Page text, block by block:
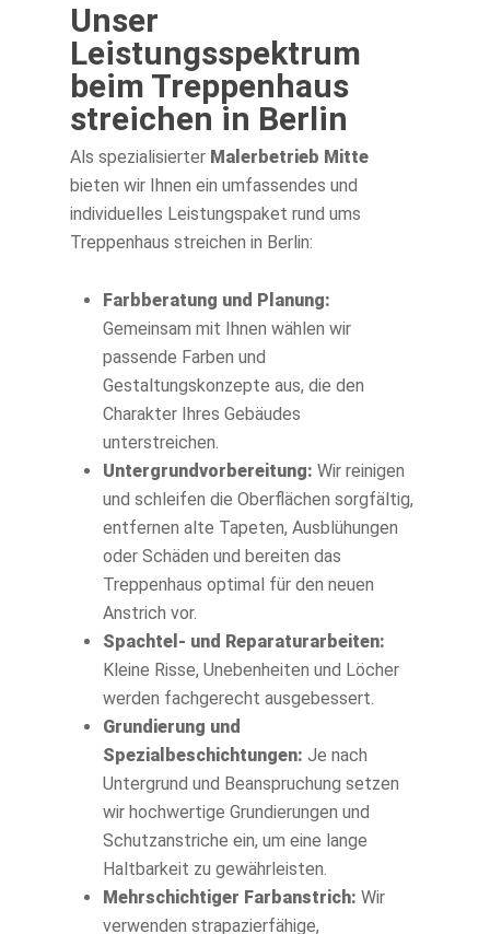
Unser
Leistungsspektrum
beim Treppenhaus
streichen in Berlin
Als spezialisierter Malerbetrieb Mitte
bieten wir Ihnen ein umfassendes und
individuelles Leistungspaket rund ums
Treppenhaus streichen in Berlin:
Farbberatung und Planung:
Gemeinsam mit Ihnen wählen wir
passende Farben und
Gestaltungskonzepte aus, die den
Charakter Ihres Gebäudes
unterstreichen.
Untergrundvorbereitung: Wir reinigen
und schleifen die Oberflächen sorgfältig,
entfernen alte Tapeten, Ausblühungen
oder Schäden und bereiten das
Treppenhaus optimal für den neuen
Anstrich vor.
Spachtel- und Reparaturarbeiten:
Kleine Risse, Unebenheiten und Löcher
werden fachgerecht ausgebessert.
Grundierung und
Spezialbeschichtungen: Je nach
Untergrund und Beanspruchung setzen
wir hochwertige Grundierungen und
Schutzanstriche ein, um eine lange
Haltbarkeit zu gewährleisten.
Mehrschichtiger Farbanstrich: Wir
verwenden strapazierfähige,